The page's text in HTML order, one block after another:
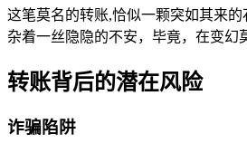
这笔莫名的转账,恰似一颗突如其来
杂着一丝隐隐的不安，毕竟，在变幻
转账背后的潜在风险
诈骗陷阱